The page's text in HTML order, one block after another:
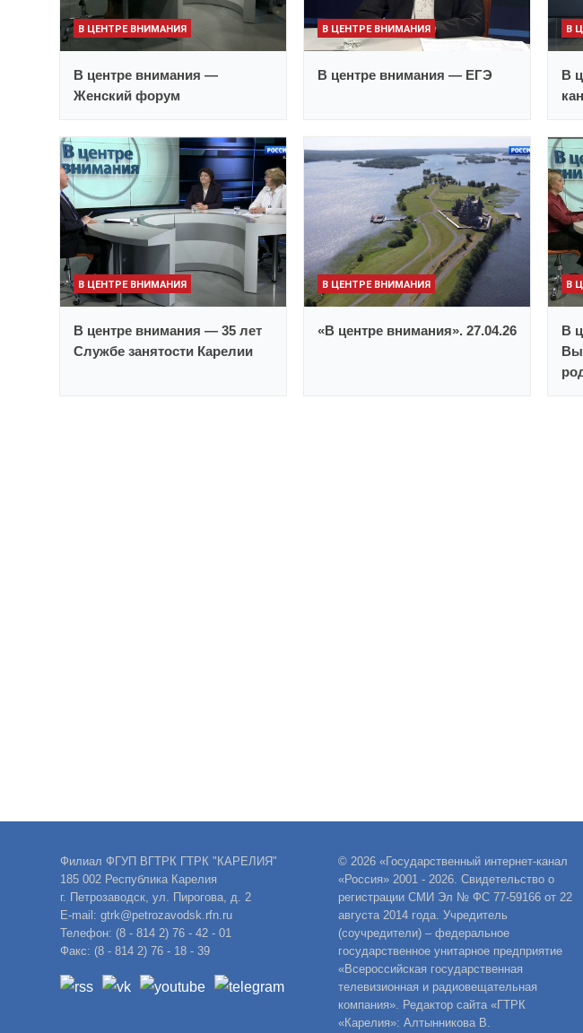
В ЦЕНТРЕ ВНИМАНИЯ
В центре внимания —
Женский форум
В ЦЕНТРЕ ВНИМАНИЯ
В центре внимания — ЕГЭ
В
В
В ЦЕНТРЕ ВНИМАНИЯ
В центре внимания — 35 лет
Службе занятости Карелии
В ЦЕНТРЕ ВНИМАНИЯ
«В центре внимания». 27.04.26
В
В
Филиал ФГУП ВГТРК ГТРК "КАРЕЛИЯ"
185 002 Республика Карелия
г. Петрозаводск, ул. Пирогова, д. 2
E-mail: gtrk@petrozavodsk.rfn.ru
Телефон: (8 - 814 2) 76 - 42 - 01
Факс: (8 - 814 2) 76 - 18 - 39
© 2026 «Государственный интернет-канал
«Россия» 2001 - 2026. Свидетельство о
регистрации СМИ Эл № ФС 77-59166 от 22
августа 2014 года. Учредитель
(соучредители) – федеральное
государственное унитарное предприятие
«Всероссийская государственная
телевизионная и радиовещательная
компания». Редактор сайта «ГТРК
«Карелия»: Алтынникова В.